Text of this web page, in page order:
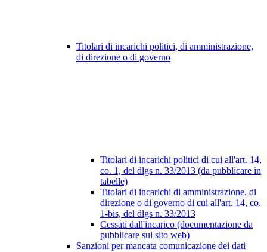
Titolari di incarichi politici, di amministrazione,
di direzione o di governo
Titolari di incarichi politici di cui all'art. 14,
co. 1, del dlgs n. 33/2013 (da pubblicare in
tabelle)
Titolari di incarichi di amministrazione, di
direzione o di governo di cui all'art. 14, co.
1-bis, del dlgs n. 33/2013
Cessati dall'incarico (documentazione da
pubblicare sul sito web)
Sanzioni per mancata comunicazione dei dati